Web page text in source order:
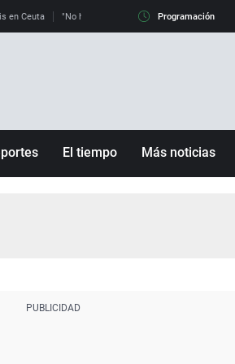
en Ceuta "No hay mafias, que no nos engañen":
Programación
El tiempo Más noticias